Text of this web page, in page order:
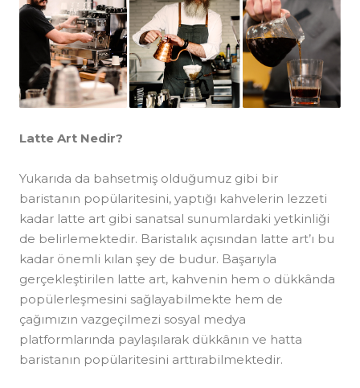
Latte Art Nedir?
Yukarıda da bahsetmiş olduğumuz gibi bir
baristanın popülaritesini, yaptığı kahvelerin lezzeti
kadar latte art gibi sanatsal sunumlardaki yetkinliği
de belirlemektedir. Baristalık açısından latte art’ı bu
kadar önemli kılan şey de budur. Başarıyla
gerçekleştirilen latte art, kahvenin hem o dükkânda
popülerleşmesini sağlayabilmekte hem de
çağımızın vazgeçilmezi sosyal medya
platformlarında paylaşılarak dükkânın ve hatta
baristanın popülaritesini arttırabilmektedir.